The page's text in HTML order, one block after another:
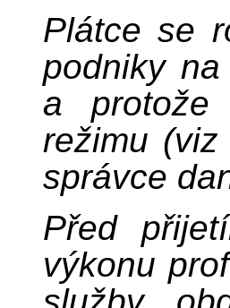
Plátce se
podniky
a protože
režimu
správce
Před
výkonu